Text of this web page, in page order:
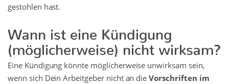
gestohlen hast.
Wann ist eine Kündigung
(möglicherweise) nicht wirksam?
Eine Kündigung könnte möglicherweise unwirksam sein,
wenn sich Dein Arbeitgeber nicht an dieVorschriften im